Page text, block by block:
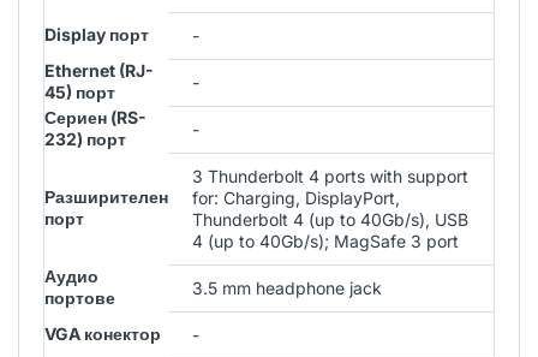
Display порт
-
Ethernet (RJ-
45) порт
-
Сериен (RS-
232) порт
-
Разширителен
порт
3 Thunderbolt 4 ports with support
for: Charging, DisplayPort,
Thunderbolt 4 (up to 40Gb/s), USB
4 (up to 40Gb/s); MagSafe 3 port
Аудио
портове
3.5 mm headphone jack
VGA конектор
-